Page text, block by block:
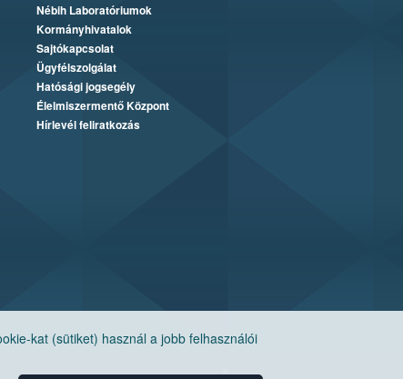
kat (sütiket) használ a jobb felhasználói
Nébih Laboratóriumok
Kormányhivatalok
Sajtókapcsolat
Ügyfélszolgálat
Hatósági jogsegély
Élelmiszermentő Központ
Hírlevél feliratkozás